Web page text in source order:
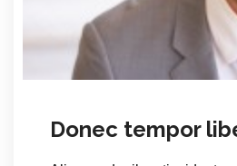
Donec tempor